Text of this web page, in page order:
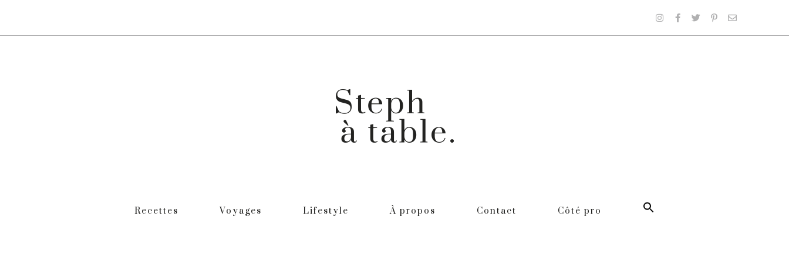
Recettes Voyages Lifestyle À propos Contact Côté pro